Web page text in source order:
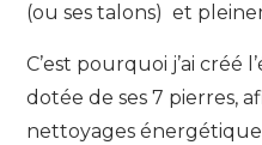
(ou ses talons) et
C’est pourquoi j’ai créé
dotée de ses 7 pierres,
nettoyages